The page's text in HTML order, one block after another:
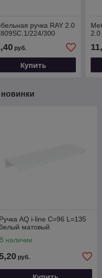
ручка RAY 2.0
224/300
руб.
Купить
2.0
Ручка AQ i-line С=96 L=135
белый матовый
В наличии
руб.